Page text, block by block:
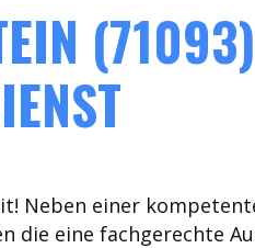
Neben einer
die eine fachgerechte